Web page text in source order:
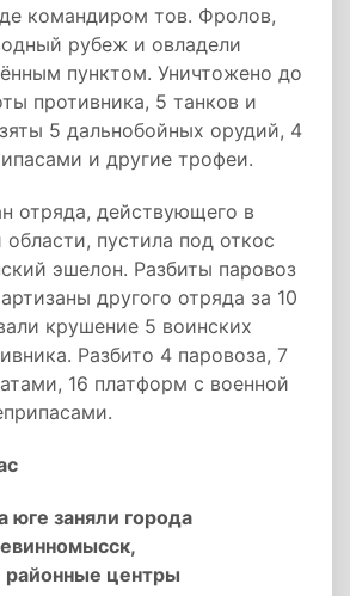
командиром тов. Фролов,
рубеж и овладели
пунктом. Уничтожено до
противника, 5 танков и
5 дальнобойных орудий, 4
и другие трофеи.
отряда, действующего в
пустила под откос
эшелон. Разбиты паровоз
другого отряда за 10
крушение 5 воинских
Разбито 4 паровоза, 7
16 платформ с военной
юге заняли города
районные центры